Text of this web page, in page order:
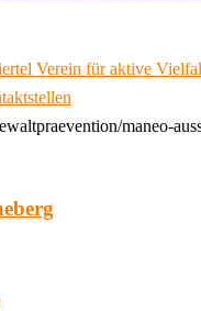
Verein für aktive
maneo-